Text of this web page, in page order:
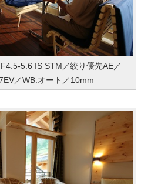
5.6 IS STM／絞り優先AE／
／WB:オート／10mm